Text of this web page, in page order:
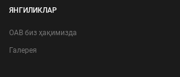
ЯНГИЛИКЛАР
ОАВ биз ҳақимизда
Галерея